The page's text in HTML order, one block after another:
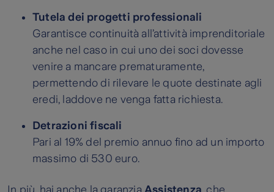
Tutela dei progetti professionali
Garantisce continuità all’attività imprenditoriale
anche nel caso in cui uno dei soci dovesse
venire a mancare prematuramente,
permettendo di rilevare le quote destinate agli
eredi, laddove ne venga fatta richiesta.
Detrazioni fiscali
Pari al 19% del premio annuo fino ad un importo
massimo di 530 euro.